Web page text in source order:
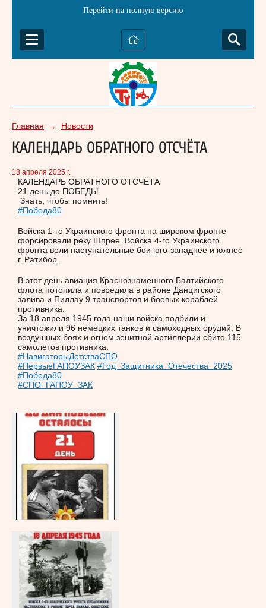
Перейти на полную версию
Главная → Новости
КАЛЕНДАРЬ ОБРАТНОГО ОТСЧЁТА
18 апреля 2025 г.
КАЛЕНДАРЬ ОБРАТНОГО ОТСЧЁТА
21 день до ПОБЕДЫ
Знать, чтобы помнить!
#Победа80
Войска 1-го Украинского фронта на широком фронте
форсировали реку Шпрее. Войска 4-го Украинского
фронта вели наступательные бои юго-западнее и южнее
г. Ратибор.
В этот день авиация Краснознаменного Балтийского
флота потопила и повредила в районе Данцигского
залива и Пиллау 9 транспортов и боевых кораблей
противника.
За 18 апреля 1945 года наши войска подбили и
уничтожили 96 немецких танков и самоходных орудий. В
воздушных боях и огнем зенитной артиллерии сбито 115
самолетов противника.
#НавигаторыДетстваСПО
#ПервыеГАПОУЗАК #Год_Защитника_Отечества_2025
#Победа80
#СПО_ГАПОУ_ЗАК